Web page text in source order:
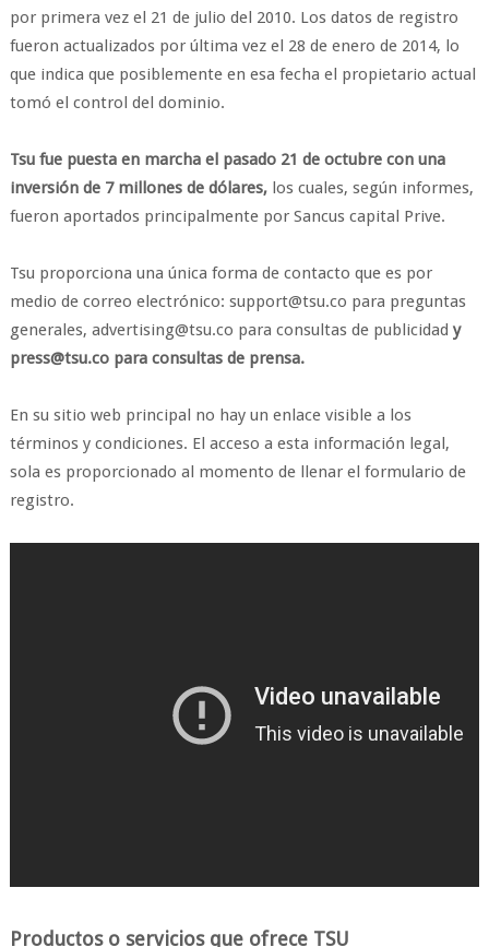
por primera vez el 21 de julio del 2010. Los datos de registro
fueron actualizados por última vez el 28 de enero de 2014, lo
que indica que posiblemente en esa fecha el propietario actual
tomó el control del dominio.
Tsu fue puesta en marcha el pasado 21 de octubre con una
inversión de 7 millones de dólares,los cuales, según informes,
fueron aportados principalmente por Sancus capital Prive.
Tsu proporciona una única forma de contacto que es por
medio de correo electrónico: support@tsu.co para preguntas
generales, advertising@tsu.co para consultas de publicidad y
press@tsu.co para consultas de prensa.
En su sitio web principal no hay un enlace visible a los
términos y condiciones. El acceso a esta información legal,
sola es proporcionado al momento de llenar el formulario de
registro.
Productos o servicios que ofrece TSU